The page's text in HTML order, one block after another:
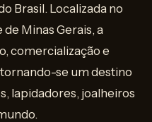
Brasil. Localizada no
de Minas Gerais, a
comercialização e
se um destino
lapidadores, joalheiros